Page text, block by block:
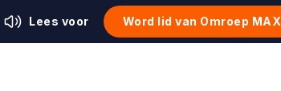
Lees voor Word lid van Omroep MAX